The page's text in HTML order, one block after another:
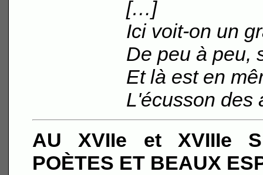
[…]
Ici voit-on un
De peu à peu,
Et là est en
L'écusson des
AU XVIIe et XVIIIe
POÈTES ET BEAUX